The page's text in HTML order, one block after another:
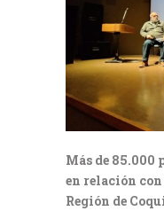
Más de 85.000
en relación
Región de